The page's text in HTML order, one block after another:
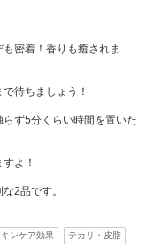
密着！香りも癒されま
待ちましょう！
ず5分くらい時間を置いた
よ！
2品です。
キンケア効果 テカリ・皮脂